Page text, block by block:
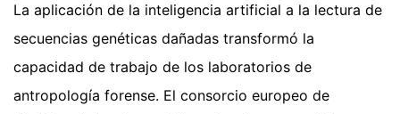
La aplicación de la inteligencia artificial a la lectura de
secuencias genéticas dañadas transformó la
capacidad de trabajo de los laboratorios de
antropología forense. El consorcio europeo de